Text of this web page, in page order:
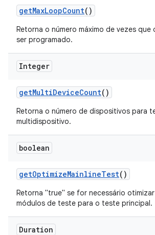
getMaxLoopCount()
Retorna o número máximo de vezes
ser programado.
Integer
getMultiDeviceCount()
Retorna o número de dispositivos para
multidispositivo.
boolean
getOptimizeMainlineTest()
Retorna "true" se for necessário
módulos de teste para o teste principal.
Duration